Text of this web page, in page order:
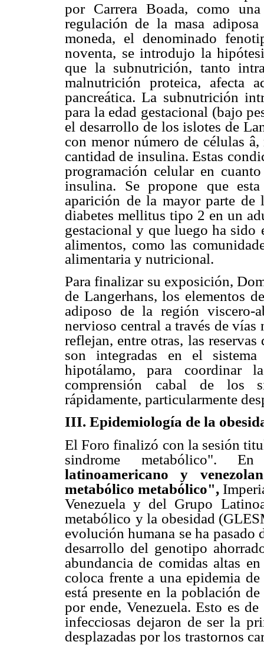
por Carrera Boada, como una
regulación de la masa
moneda, el
denominado
noventa, se introdujo la
que la subnutrición, tanto
malnutrición proteica, afecta
pancreática. La subnutrición
para la edad gestacional (bajo
el desarrollo de los islotes de
con menor número de células
cantidad de insulina. Estas
programación celular en
insulina. Se propone
que
aparición de la mayor parte de
diabetes mellitus tipo 2 en un
gestacional y que luego ha sido
alimentos, como las
alimentaria y nutricional.
Para finalizar su exposición,
de Langerhans, los elementos
adiposo de la región
viscero-
nervioso central a través de vías
reflejan, entre otras, las reservas
son integradas en el sistema
hipotálamo, para
coordinar
comprensión
cabal de los
rápidamente, particularmente
III. Epidemiología de la
El Foro finalizó con la sesión
sindrome metabólico".
latinoamericano y
metabólico metabólico",
Venezuela y del Grupo
metabólico y la obesidad
evolución humana se ha pasado
desarrollo del genotipo
abundancia de comidas altas
coloca frente a una epidemia de
está presente en la población de
por ende, Venezuela. Esto es
infecciosas dejaron de ser la
desplazadas por los trastornos